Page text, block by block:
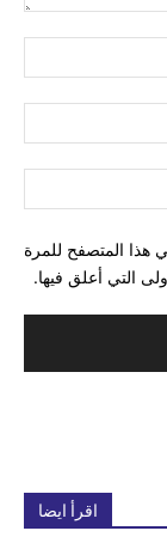
هذا المتصفح للمرة
التي أعلق فيها.
اقرأ ايضا